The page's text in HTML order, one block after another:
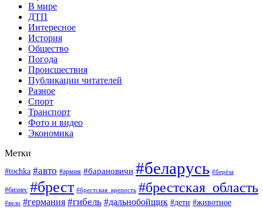
В мире
ДТП
Интересное
История
Общество
Погода
Происшествия
Публикации читателей
Разное
Спорт
Транспорт
Фото и видео
Экономика
Метки
#tochka #авто #армия #барановичи #беларусь #берёза
#бизнес #брест #брестская_крепость #брестская_область
#вело #германия #гибель #дальнобойщик #дети #животное